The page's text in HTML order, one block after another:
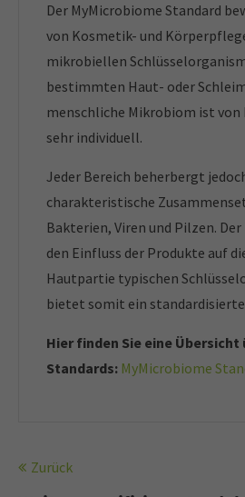
Der MyMicrobiome Standard
von Kosmetik- und
mikrobiellen
bestimmten Haut- oder
menschliche Mikrobiom ist von
sehr individuell.
Jeder Bereich beherbergt
charakteristische
Bakterien, Viren und Pilzen.
den Einfluss der Produkte auf
Hautpartie typischen
bietet somit ein
Hier finden Sie eine Übersicht
Standards: MyMicrobiome
Zurück